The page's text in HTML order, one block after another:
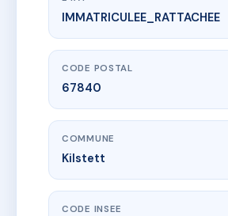
www.vme.plus/AC6752315
LES CYGNES
11 r du saumon
IMMATRICULEE_RATTACHEE
CODE POSTAL
67840
COMMUNE
Kilstett
CODE INSEE